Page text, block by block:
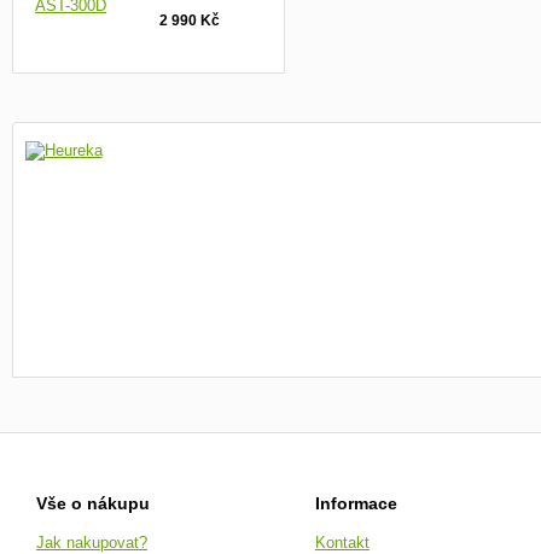
2 990 Kč
Vše o nákupu
Jak nakupovat?
Informace
Kontakt